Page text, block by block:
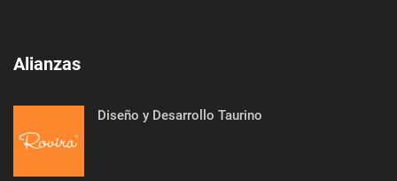
Alianzas
Diseño y Desarrollo Taurino